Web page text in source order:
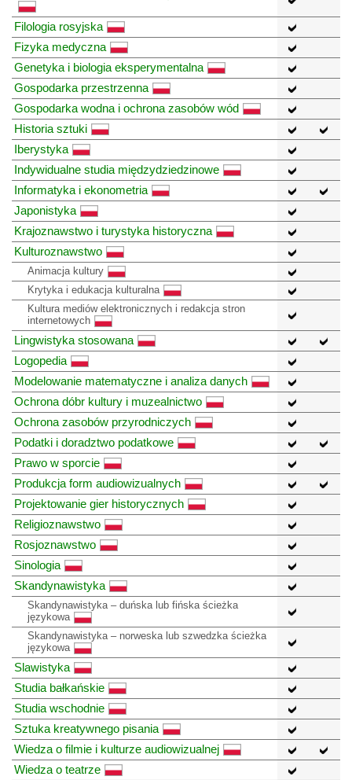
Filologia rosyjska
Fizyka medyczna
Genetyka i biologia eksperymentalna
Gospodarka przestrzenna
Gospodarka wodna i ochrona zasobów wód
Historia sztuki
Iberystyka
Indywidualne studia międzydziedzinowe
Informatyka i ekonometria
Japonistyka
Krajoznawstwo i turystyka historyczna
Kulturoznawstwo
Animacja kultury
Krytyka i edukacja kulturalna
Kultura mediów elektronicznych i redakcja stron
internetowych
Lingwistyka stosowana
Logopedia
Modelowanie matematyczne i analiza danych
Ochrona dóbr kultury i muzealnictwo
Ochrona zasobów przyrodniczych
Podatki i doradztwo podatkowe
Prawo w sporcie
Produkcja form audiowizualnych
Projektowanie gier historycznych
Religioznawstwo
Rosjoznawstwo
Sinologia
Skandynawistyka
Skandynawistyka – duńska lub fińska ścieżka
językowa
Skandynawistyka – norweska lub szwedzka ścieżka
językowa
Slawistyka
Studia bałkańskie
Studia wschodnie
Sztuka kreatywnego pisania
Wiedza o filmie i kulturze audiowizualnej
Wiedza o teatrze